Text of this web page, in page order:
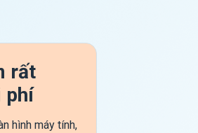
rất
phí
hình máy tính,